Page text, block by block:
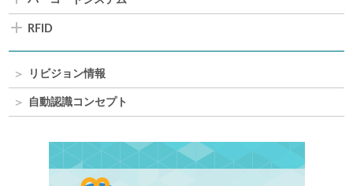
RFID
リビジョン情報
自動認識コンセプト